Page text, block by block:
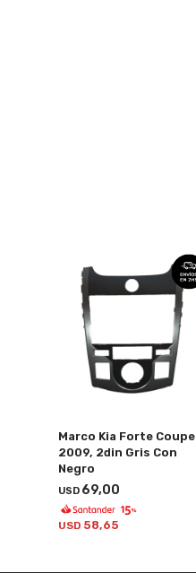
Marco Kia Forte Coupe
2009, 2din Gris Con
Negro
USD 69,00
USD 58,65